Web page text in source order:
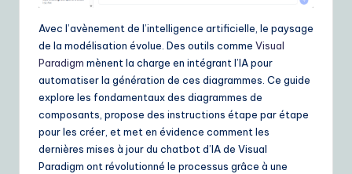
S
o
ft
w
Avec l’avènement de l’intelligence artificielle, le paysage
de la modélisation évolue. Des outils comme Visual
Paradigm mènent la charge en intégrant l’IA pour
automatiser la génération de ces diagrammes. Ce guide
explore les fondamentaux des diagrammes de
composants, propose des instructions étape par étape
pour les créer, et met en évidence comment les
dernières mises à jour du chatbot d’IA de Visual
Paradigm ont révolutionné le processus grâce à une